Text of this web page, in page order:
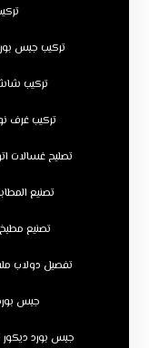
تركيب جبس
تركيب
تركيب غرف
تصليح غسالات
تصنيع
تصنيع
تفصيل دولاب
جبس
جبس بورد ديكور